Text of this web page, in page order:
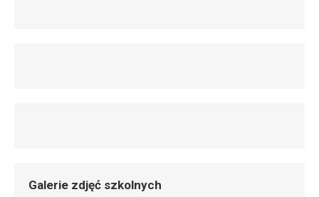
Galerie zdjęć szkolnych